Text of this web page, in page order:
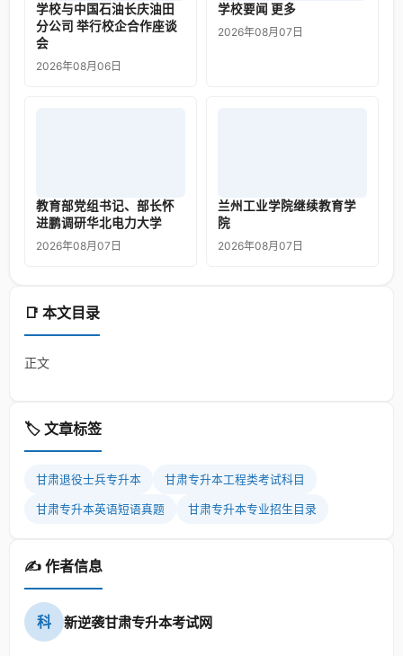
📑 本文目录
正文
🏷️ 文章标签
甘肃退役士兵专升本 甘肃专升本工程类考试科目
甘肃专升本英语短语真题 甘肃专升本专业招生目录
✍️ 作者信息
科 新逆袭甘肃专升本考试网
学校与中国石油长庆油田
分公司 举行校企合作座谈
会
2026年08月06日
学校要闻 更多
2026年08月07日
教育部党组书记、部长怀
进鹏调研华北电力大学
2026年08月07日
兰州工业学院继续教育学
院
2026年08月07日